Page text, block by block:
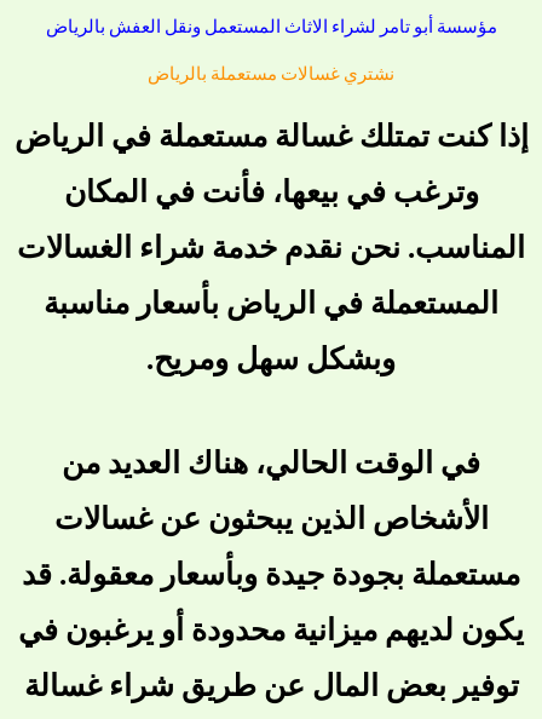
مؤسسة أبو تامر لشراء الاثاث المستعمل ونقل العفش بالرياض
نشتري غسالات مستعملة بالرياض
إذا كنت تمتلك غسالة مستعملة في الرياض
وترغب في بيعها، فأنت في المكان
المناسب. نحن نقدم خدمة شراء الغسالات
المستعملة في الرياض بأسعار مناسبة
وبشكل سهل ومريح.
في الوقت الحالي، هناك العديد من
الأشخاص الذين يبحثون عن غسالات
مستعملة بجودة جيدة وبأسعار معقولة. قد
يكون لديهم ميزانية محدودة أو يرغبون في
توفير بعض المال عن طريق شراء غسالة